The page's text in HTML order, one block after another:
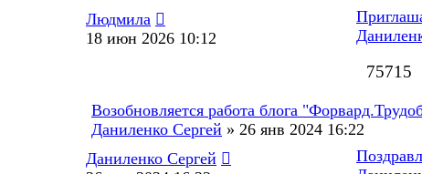
Людмила
18 июн 2026 10:12
75715
Возобновляется работа блога
Даниленко Сергей » 26 янв 2024 16:22
Даниленко Сергей